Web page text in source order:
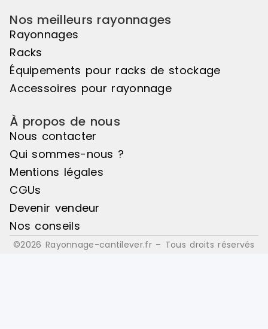
Nos meilleurs rayonnages
Rayonnages
Racks
Équipements pour racks de stockage
Accessoires pour rayonnage
À propos de nous
Nous contacter
Qui sommes-nous ?
Mentions légales
CGUs
Devenir vendeur
Nos conseils
©2026 Rayonnage-cantilever.fr – Tous droits réservés